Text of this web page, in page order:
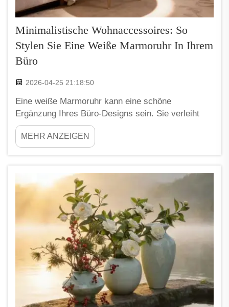
Minimalistische Wohnaccessoires: So
Stylen Sie Eine Weiße Marmoruhr In Ihrem
Büro
2026-04-25 21:18:50
Eine weiße Marmoruhr kann eine schöne
Ergänzung Ihres Büro-Designs sein. Sie verleiht
dem Raum eine gewisse Eleganz und ein Gefühl
von Schlichtheit, das den Arbeitsplatz frischer und
geordneter wirken lässt. Bei einem
Dekorationselement ganz besonders an. Eine Uhr
zeigt nicht nur die Zeit an, sondern trägt auch dazu
bei, wie...
MEHR ANZEIGEN